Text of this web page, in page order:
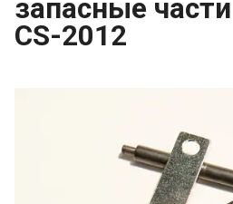
запасные
CS-2012